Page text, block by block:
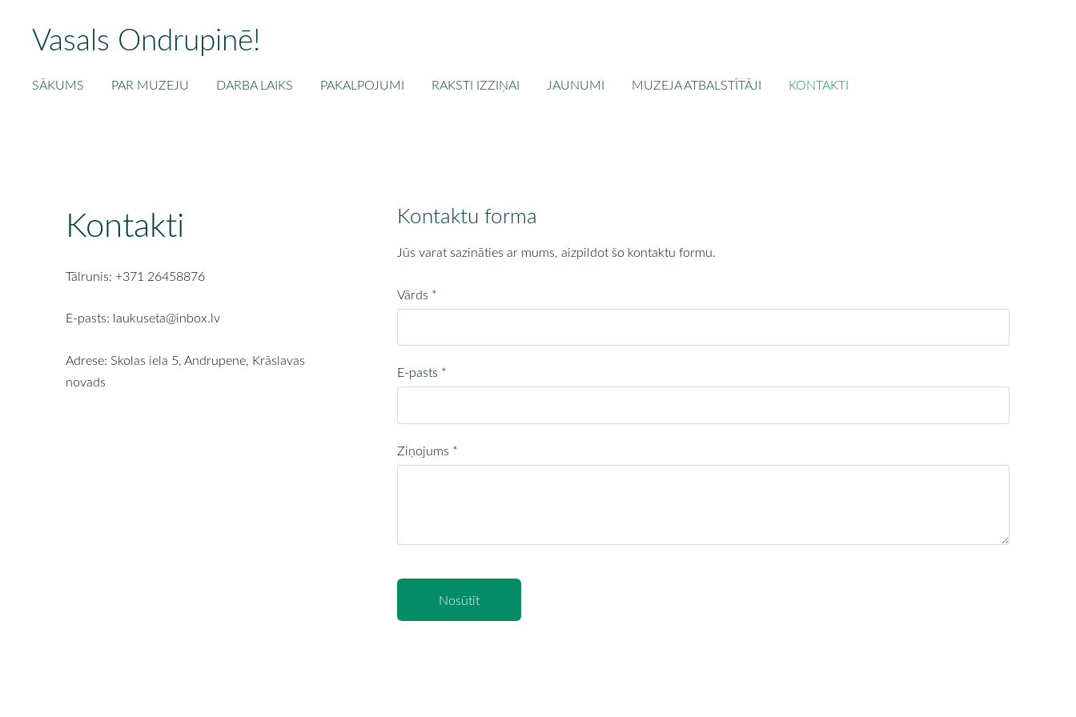
Vasals Ondrupinē!
SĀKUMS PAR MUZEJU DARBA LAIKS PAKALPOJUMI RAKSTI IZZIŅAI JAUNUMI MUZEJA ATBALSTĪTĀJI KONTAKTI
Kontakti
Tālrunis: +371 26458876
E-pasts: laukuseta@inbox.lv
Adrese: Skolas iela 5, Andrupene, Krāslavas
novads
Kontaktu forma
Jūs varat sazināties ar mums, aizpildot šo kontaktu formu.
Vārds *
E-pasts *
Ziņojums *